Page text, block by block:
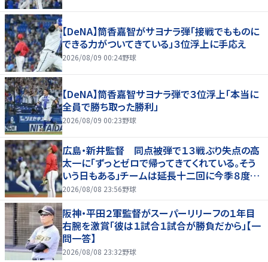
【DeNA】筒香嘉智がサヨナラ弾「接戦でもものに
できる力がついてきている」３位浮上に手応え
2026/08/09 00:24野球
【DeNA】筒香嘉智サヨナラ弾で３位浮上「本当に
全員で勝ち取った勝利」
2026/08/09 00:23野球
広島・新井監督 同点被弾で１３戦ぶり失点の高
太一に「ずっとゼロで帰ってきてくれている。そう
いう日もある」チームは延長十二回に今季８度目
サヨナラ負け
2026/08/08 23:56野球
阪神・平田２軍監督がスーパーリリーフの１年目
右腕を激賞「彼は１試合１試合が勝負だから」【一
問一答】
2026/08/08 23:32野球